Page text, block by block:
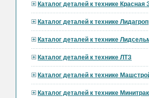
Каталог деталей к технике Красная
Каталог деталей к технике
Каталог деталей к технике
Каталог деталей к технике ЛТЗ
Каталог деталей к технике
Каталог деталей к технике